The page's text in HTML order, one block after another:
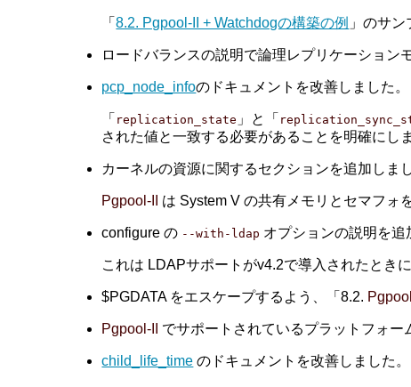
「8.2. Pgpool-II + Watchdogの構築の例 」のサ
ロードバランスの説明で論理レプリケーション
pcp_node_infoのドキュメントを改善しました
「 replication_state 」と「
された値と一致する必要があることを明確にし
カーネルの資源に関するセクションを追加しま
Pgpool-II は System V の共有メモリとセマフォ
configure の --with-ldap オプションの説明を追
これは LDAPサポートがv4.2で導入されたとき
$PGDATA をエスケープするよう、「8.2.
Pgpool-II でサポートされているプラットフォー
child_life_time のドキュメントを改善しました